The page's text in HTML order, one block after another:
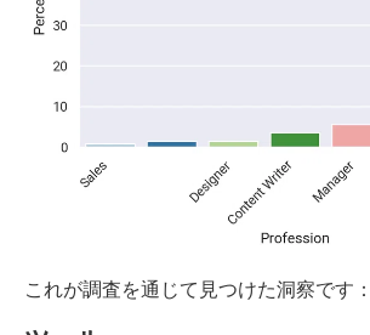
これが調査を通じて見つけた洞察です：